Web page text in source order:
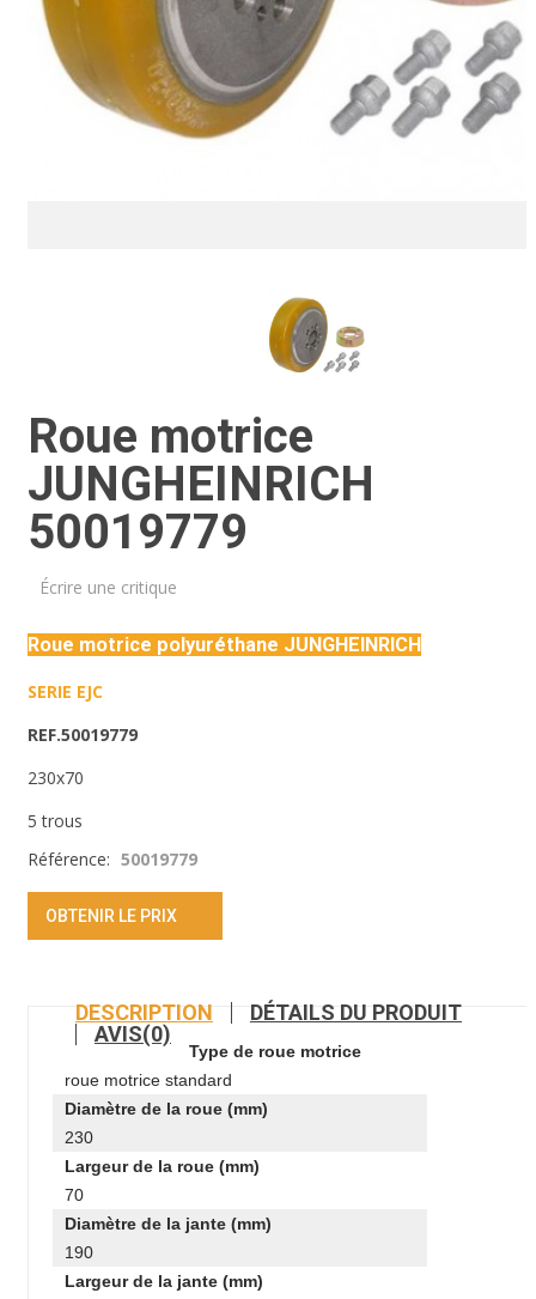
Roue motrice
JUNGHEINRICH
50019779
Écrire une critique
Roue motrice polyuréthane JUNGHEINRICH
SERIE EJC
REF.50019779
230x70
5 trous
Référence: 50019779
OBTENIR LE PRIX
DESCRIPTION
DÉTAILS DU PRODUIT
AVIS(0)
Type de roue motrice
roue motrice standard
Diamètre de la roue (mm)
230
Largeur de la roue (mm)
70
Diamètre de la jante (mm)
190
Largeur de la jante (mm)